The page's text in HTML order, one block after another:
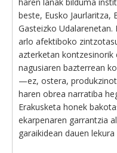
beste, Eusko Jaurlaritza,
Gasteizko
arlo afektiboko
azterketan
nagusiaren bazterrean
—ez, ostera,
haren obrea narratiba
Erakusketa honek
ekarpenaren garrantzia
garaikidean dauen